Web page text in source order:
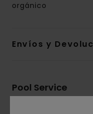
orgánico
Envíos y
Pool Service